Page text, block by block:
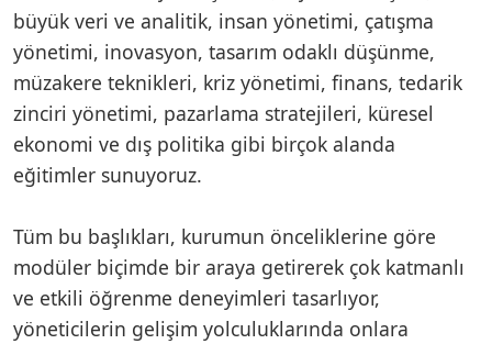
büyük veri ve analitik, insan yönetimi, çatışma
yönetimi, inovasyon, tasarım odaklı düşünme,
müzakere teknikleri, kriz yönetimi, finans, tedarik
zinciri yönetimi, pazarlama stratejileri, küresel
ekonomi ve dış politika gibi birçok alanda
eğitimler sunuyoruz.
Tüm bu başlıkları, kurumun önceliklerine göre
modüler biçimde bir araya getirerek çok katmanlı
ve etkili öğrenme deneyimleri tasarlıyor,
yöneticilerin gelişim yolculuklarında onlara